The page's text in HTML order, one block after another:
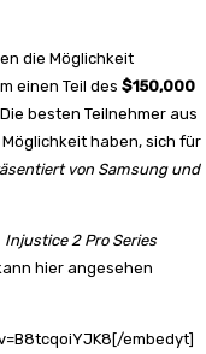
die Möglichkeit
einen Teil des $150,000
besten Teilnehmer aus
haben, sich für
von Samsung und
Injustice 2 Pro Series
hier angesehen
embedyt]